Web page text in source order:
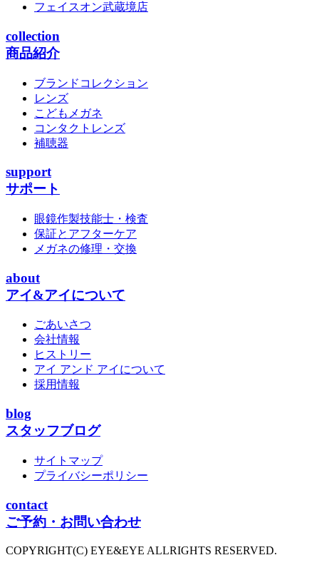
フェイスオン武蔵境店
collection
商品紹介
ブランドコレクション
レンズ
こどもメガネ
コンタクトレンズ
補聴器
support
サポート
眼鏡作製技能士・検査
保証とアフターケア
メガネの修理・交換
about
アイ&アイについて
ごあいさつ
会社情報
ヒストリー
アイ アンド アイについて
採用情報
blog
スタッフブログ
サイトマップ
プライバシーポリシー
contact
ご予約・お問い合わせ
COPYRIGHT(C) EYE&EYE ALLRIGHTS RESERVED.